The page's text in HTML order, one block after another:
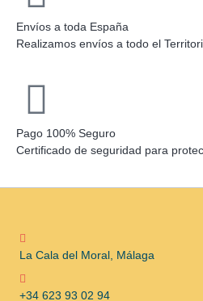
Envíos a toda España
Realizamos envíos a todo el
Pago 100% Seguro
Certificado de seguridad para
La Cala del Moral, Málaga
+34 623 93 02 94